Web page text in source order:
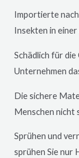
Importierte
Insekten in
Schädlich für
Unternehmen
Die sichere
Menschen nicht
Sprühen und
sprühen Sie nur